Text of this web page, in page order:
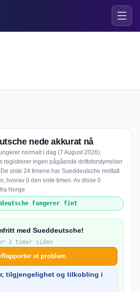
nede akkurat nå
normalt i dag (7 August 2026).
registrerer ingen pågående driftsforstyrrelser
siste 24 timene har Sueddeutsche mottatt
hvorav 0 den siste timen. Av disse 0
Norge
fungerer fint
med Sueddeutsche!
3 timer siden
Rapporter et problem
tilgjengelighet og tilkobling i